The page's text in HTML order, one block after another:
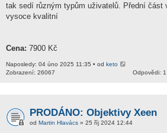
tak sedí různým typům uživatelů. Přední část
vysoce kvalitní
Cena: 7900 Kč
Naposledy: 04 úno 2025 11:35 • od keto
Odpovědi: 1
Zobrazení: 26067
PRODÁNO: Objektivy Xeen
od Martin Hlavács » 25 říj 2024 12:44